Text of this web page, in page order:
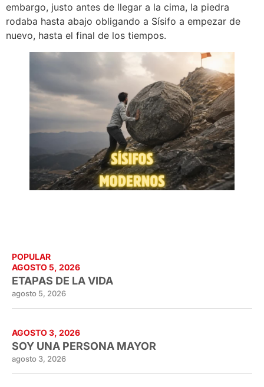
embargo, justo antes de llegar a la cima, la piedra
rodaba hasta abajo obligando a Sísifo a empezar de
nuevo, hasta el final de los tiempos.
POPULAR
AGOSTO 5, 2026
ETAPAS DE LA VIDA
agosto 5, 2026
AGOSTO 3, 2026
SOY UNA PERSONA MAYOR
agosto 3, 2026